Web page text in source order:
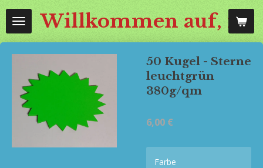
Zum
HauptinhaltWillkommen auf,
50 Kugel - Sterne
leuchtgrün
380g/qm
6,00 €
Farbe